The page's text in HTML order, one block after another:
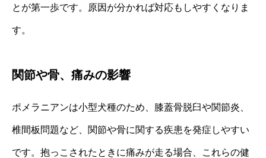
とが第一歩です。原因が分かれば対応もしやすくなりま
す。
関節や骨、痛みの影響
ポメラニアンは小型犬種のため、膝蓋骨脱臼や関節炎、
椎間板問題など、関節や骨に関する疾患を発症しやすい
です。抱っこされたときに痛みが走る場合、これらの健